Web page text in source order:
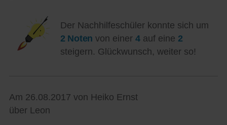
Der Nachhilfeschüler konnte sich um
2 Noten von einer 4auf eine 2
steigern. Glückwunsch, weiter so!
Am 26.08.2017 von Heiko Ernst
über Leon